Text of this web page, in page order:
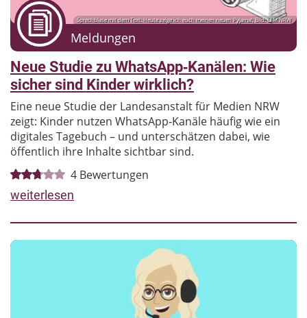
Sprechblase mit dem Text: Heute zeige ich euch meinen neuen Pyjama!; Bild: LFM NRW
Meldungen
Neue Studie zu WhatsApp‑Kanälen: Wie
sicher sind Kinder wirklich?
Eine neue Studie der Landesanstalt für Medien NRW
zeigt: Kinder nutzen WhatsApp‑Kanäle häufig wie ein
digitales Tagebuch – und unterschätzen dabei, wie
öffentlich ihre Inhalte sichtbar sind.
4 Bewertungen
weiterlesen